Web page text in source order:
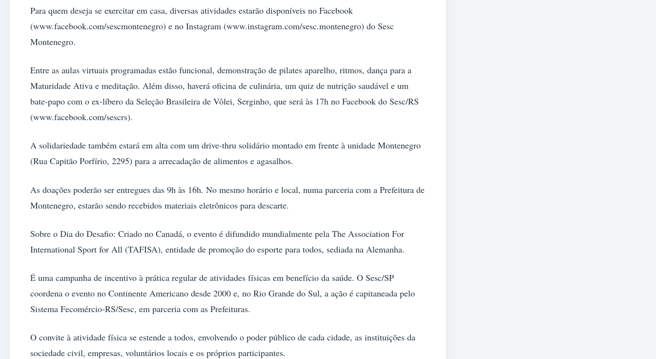
Para quem deseja se exercitar em casa, diversas atividades estarão disponíveis no Facebook
(www.facebook.com/sescmontenegro) e no Instagram (www.instagram.com/sesc.montenegro) do Sesc
Montenegro.
Entre as aulas virtuais programadas estão funcional, demonstração de pilates aparelho, ritmos, dança para a
Maturidade Ativa e meditação. Além disso, haverá oficina de culinária, um quiz de nutrição saudável e um
bate-papo com o ex-líbero da Seleção Brasileira de Vôlei, Serginho, que será às 17h no Facebook do Sesc/RS
(www.facebook.com/sescrs).
A solidariedade também estará em alta com um drive-thru solidário montado em frente à unidade Montenegro
(Rua Capitão Porfírio, 2295) para a arrecadação de alimentos e agasalhos.
As doações poderão ser entregues das 9h às 16h. No mesmo horário e local, numa parceria com a Prefeitura de
Montenegro, estarão sendo recebidos materiais eletrônicos para descarte.
Sobre o Dia do Desafio: Criado no Canadá, o evento é difundido mundialmente pela The Association For
International Sport for All (TAFISA), entidade de promoção do esporte para todos, sediada na Alemanha.
É uma campanha de incentivo à prática regular de atividades físicas em benefício da saúde. O Sesc/SP
coordena o evento no Continente Americano desde 2000 e, no Rio Grande do Sul, a ação é capitaneada pelo
Sistema Fecomércio-RS/Sesc, em parceria com as Prefeituras.
O convite à atividade física se estende a todos, envolvendo o poder público de cada cidade, as instituições da
sociedade civil, empresas, voluntários locais e os próprios participantes.